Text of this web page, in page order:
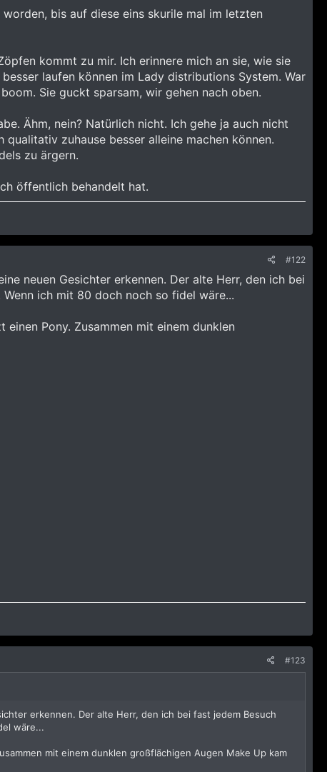
bis auf diese eins skurile mal im letzten
kommt zu mir. Ich erinnere mich an sie, wie sie
laufen können im Lady distributions System. War
Sie guckt sparsam, wir gehen nach oben.
Ähm, nein? Natürlich nicht. Ich gehe ja auch nicht
zuhause besser alleine machen können.
zu ärgern.
öffentlich behandelt hat.
#122
neuen Gesichter erkennen. Der alte Herr, den ich bei
ich mit 80 doch noch so fidel wäre...
Pony. Zusammen mit einem dunklen
#123
erkennen. Der alte Herr, den ich bei fast jedem Besuch
wäre...
mit einem dunklen großflächigen Augen Make Up kam